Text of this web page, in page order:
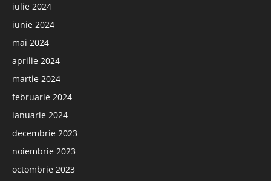
iulie 2024
iunie 2024
mai 2024
aprilie 2024
martie 2024
februarie 2024
ianuarie 2024
decembrie 2023
noiembrie 2023
octombrie 2023